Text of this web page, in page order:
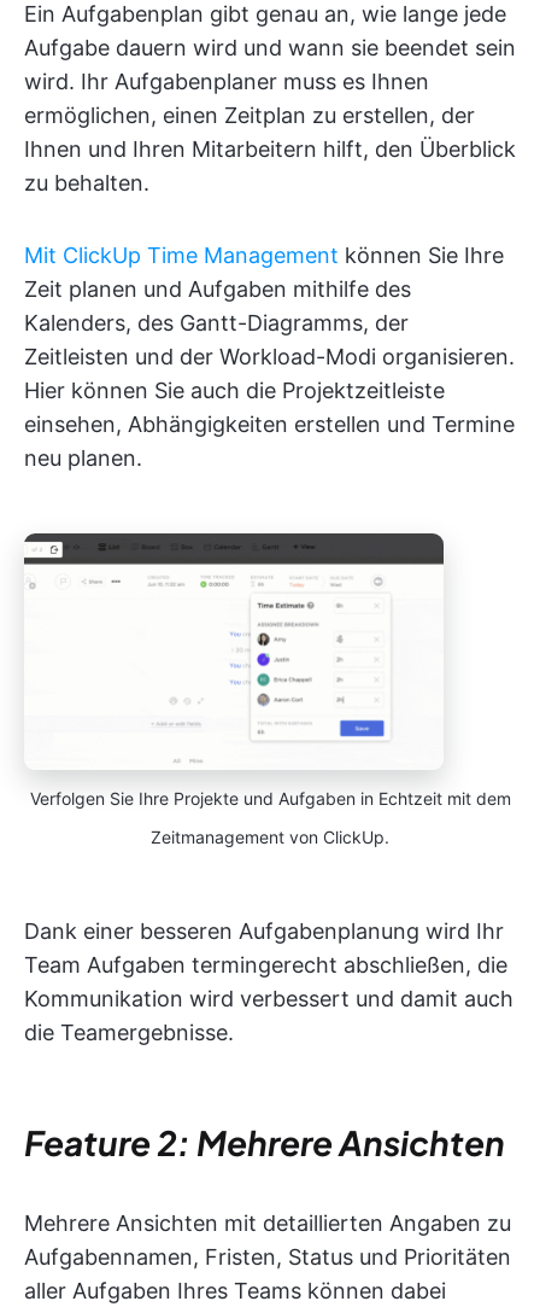
Ein Aufgabenplan gibt genau an, wie lange jede
Aufgabe dauern wird und wann sie beendet sein
wird. Ihr Aufgabenplaner muss es Ihnen
ermöglichen, einen Zeitplan zu erstellen, der
Ihnen und Ihren Mitarbeitern hilft, den Überblick
zu behalten.
Mit ClickUp Time Management können Sie Ihre
Zeit planen und Aufgaben mithilfe des
Kalenders, des Gantt-Diagramms, der
Zeitleisten und der Workload-Modi organisieren.
Hier können Sie auch die Projektzeitleiste
einsehen, Abhängigkeiten erstellen und Termine
neu planen.
Verfolgen Sie Ihre Projekte und Aufgaben in Echtzeit mit dem
Zeitmanagement von ClickUp.
Dank einer besseren Aufgabenplanung wird Ihr
Team Aufgaben termingerecht abschließen, die
Kommunikation wird verbessert und damit auch
die Teamergebnisse.
Feature 2: Mehrere Ansichten
Mehrere Ansichten mit detaillierten Angaben zu
Aufgabennamen, Fristen, Status und Prioritäten
aller Aufgaben Ihres Teams können dabei